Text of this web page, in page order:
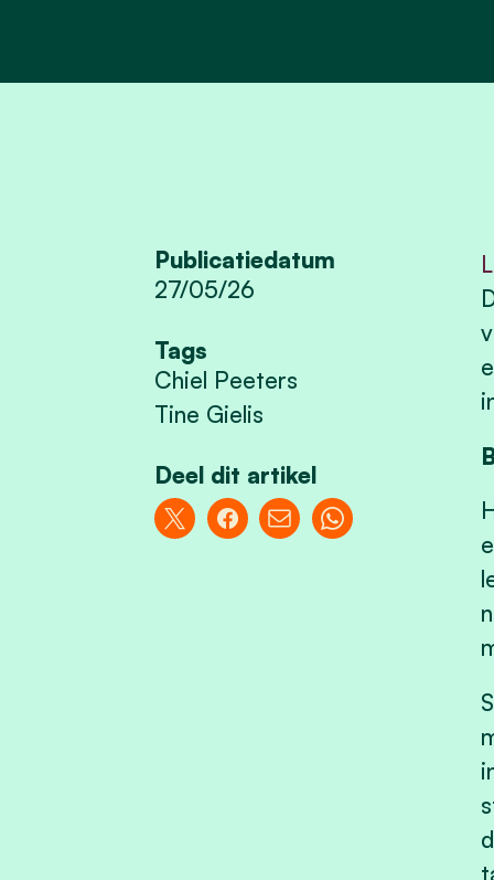
Publicatiedatum
27/05/26
Tags
Chiel Peeters
Tine Gielis
Deel dit artikel